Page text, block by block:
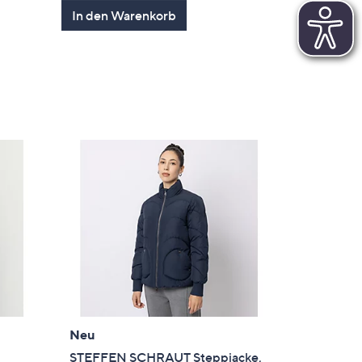
In den Warenkorb
Neu
STEFFEN SCHRAUT Steppjacke,